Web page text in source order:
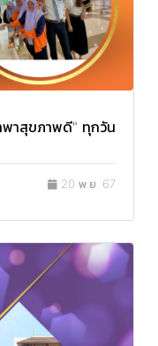
าสุขภาพดี" ทุกวัน
20 พ.ย. 67